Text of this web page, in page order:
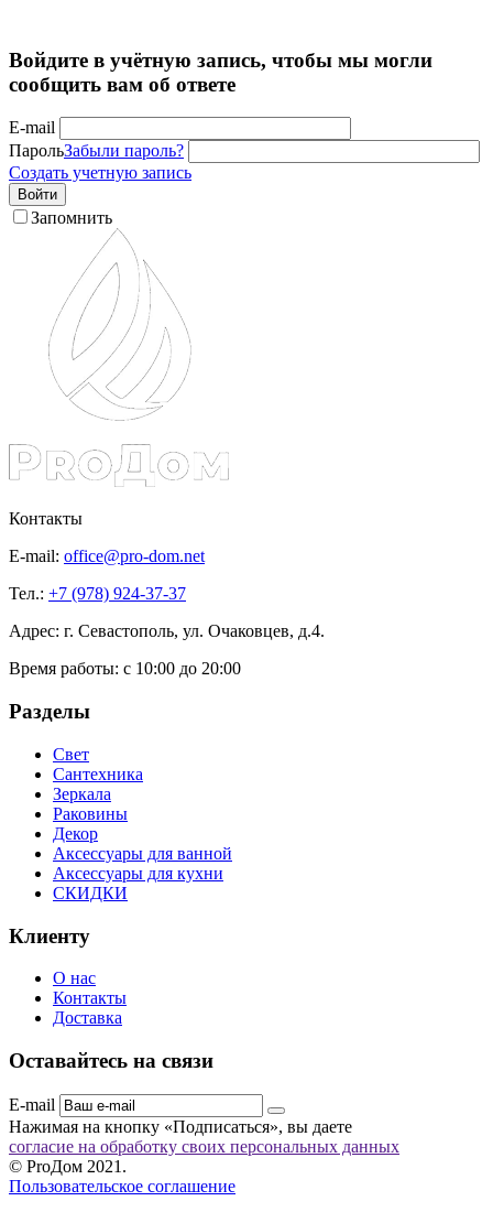
Войдите в учётную запись, чтобы мы могли
сообщить вам об ответе
E-mail
ПарольЗабыли пароль?
Создать учетную запись
Войти
Запомнить
Контакты
E-mail: office@pro-dom.net
Тел.: +7 (978) 924-37-37
Адрес: г. Севастополь, ул. Очаковцев, д.4.
Время работы: с 10:00 до 20:00
Разделы
Свет
Сантехника
Зеркала
Раковины
Декор
Аксессуары для ванной
Аксессуары для кухни
СКИДКИ
Клиенту
О нас
Контакты
Доставка
Оставайтесь на связи
E-mail
Нажимая на кнопку «Подписаться», вы даете
согласие на обработку своих персональных данных
© ProДом 2021.
Пользовательское соглашение